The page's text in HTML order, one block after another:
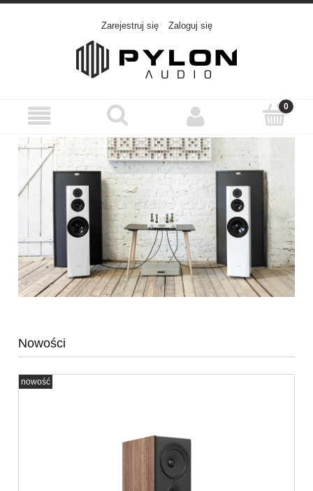
Zarejestruj się Zaloguj się
Nowości
nowość